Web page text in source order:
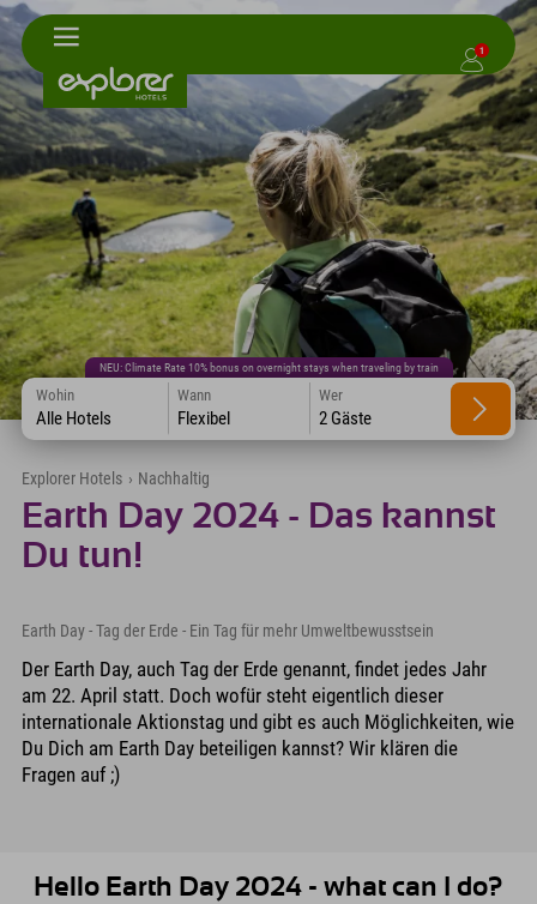
1
NEU: Climate Rate 10% bonus on overnight stays when traveling by train
Wohin
Alle Hotels
Wann
Flexibel
Wer
2 Gäste
Explorer Hotels › Nachhaltig
Earth Day 2024 - Das kannst
Du tun!
Earth Day - Tag der Erde - Ein Tag für mehr Umweltbewusstsein
Der Earth Day, auch Tag der Erde genannt, findet jedes Jahr
am 22. April statt. Doch wofür steht eigentlich dieser
internationale Aktionstag und gibt es auch Möglichkeiten, wie
Du Dich am Earth Day beteiligen kannst? Wir klären die
Fragen auf ;)
Hello Earth Day 2024 - what can I do?